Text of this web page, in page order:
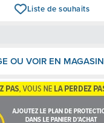
Liste de souhaits
OU VOIR EN MAGASIN